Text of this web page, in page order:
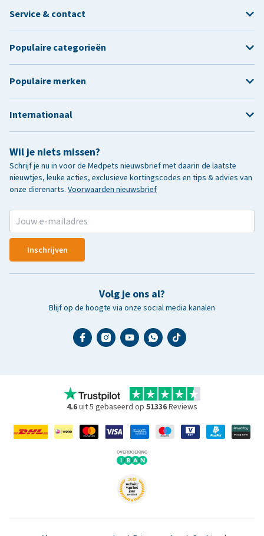
Wil je niets missen?
Schrijf je nu in voor de Medpets nieuwsbrief met daarin de laatste
nieuwtjes, leuke acties, exclusieve kortingscodes en tips & advies van
onze dierenarts. Voorwaarden nieuwsbrief
Inschrijven
Volg je ons al?
Blijf op de hoogte via onze social media kanalen
Service & contact
Populaire categorieën
Populaire merken
Internationaal
4.6uit 5 gebaseerd op 51336Reviews